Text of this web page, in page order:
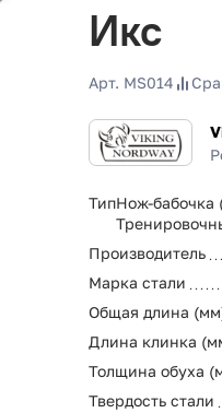
Икс
Арт. MS014
ТипНож-бабочка
Производитель
Марка стали
Общая длина
Длина клинка
Толщина обуха
Твердость стали